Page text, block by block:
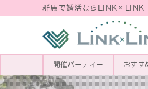
群馬で婚活ならLINK×LINK
開催パーティー おすす